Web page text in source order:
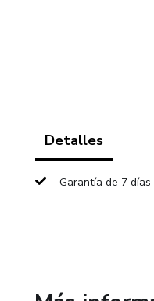
Detalles
Garantía de 7 días